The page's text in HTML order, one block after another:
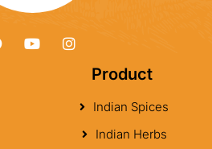
Product
Indian Spices
Indian Herbs